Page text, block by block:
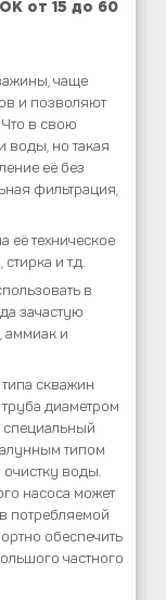
от 15 до 60
чаще
и позволяют
Что в свою
воды, но такая
её без
фильтрация,
её техническое
и т.д.
в
зачастую
аммиак и
скважин
диаметром
специальный
типом
воды.
насоса может
потребляемой
обеспечить
частного